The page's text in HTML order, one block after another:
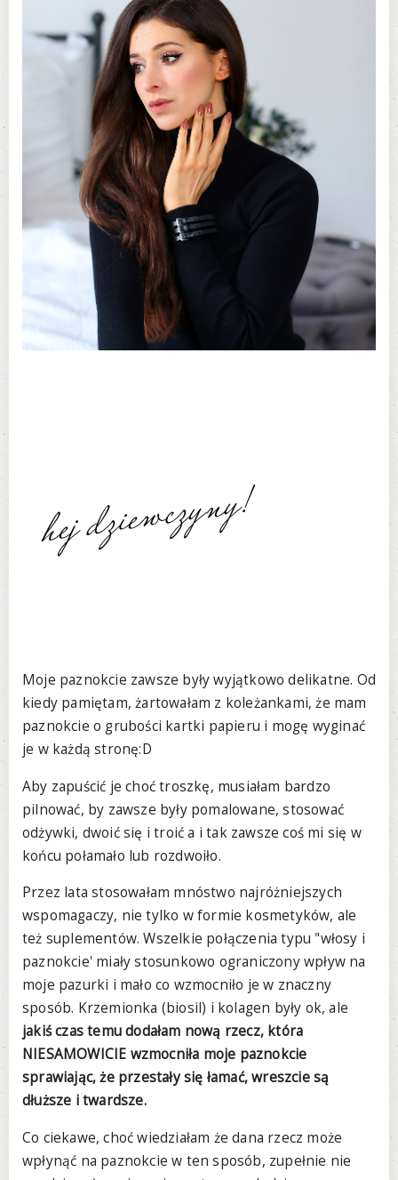
Moje paznokcie zawsze były wyjątkowo delikatne. Od
kiedy pamiętam, żartowałam z koleżankami, że mam
paznokcie o grubości kartki papieru i mogę wyginać
je w każdą stronę:D
Aby zapuścić je choć troszkę, musiałam bardzo
pilnować, by zawsze były pomalowane, stosować
odżywki, dwoić się i troić a i tak zawsze coś mi się w
końcu połamało lub rozdwoiło.
Przez lata stosowałam mnóstwo najróżniejszych
wspomagaczy, nie tylko w formie kosmetyków, ale
też suplementów. Wszelkie połączenia typu "włosy i
paznokcie' miały stosunkowo ograniczony wpływ na
moje pazurki i mało co wzmocniło je w znaczny
sposób. Krzemionka (biosil) i kolagen były ok, ale
jakiś czas temu dodałam nową rzecz, która
NIESAMOWICIE wzmocniła moje paznokcie
sprawiając, że przestały się łamać, wreszcie są
dłuższe i twardsze.
Co ciekawe, choć wiedziałam że dana rzecz może
wpłynąć na paznokcie w ten sposób, zupełnie nie